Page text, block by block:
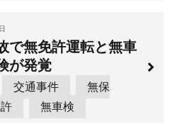
で無免許運転と無車
が発覚
交通事件
無保
無車検